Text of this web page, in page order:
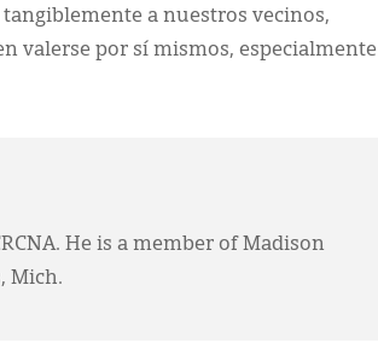
a nuestros vecinos,
valerse por sí mismos, especialmente
He is a member of Madison
Mich.